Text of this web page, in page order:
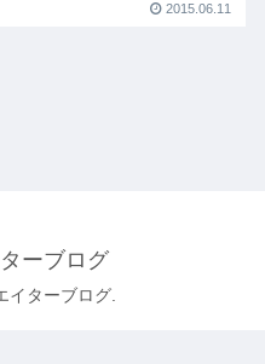
2015.06.11
ーブログ
ターブログ.